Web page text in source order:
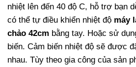
nhiệt lên đến 40 độ C, hỗ trợ bạn
có thể tự điều khiển nhiệt độ máy
chảo 42cm bằng tay. Hoặc sử
biến. Cảm biến nhiệt độ sẽ được
nhau. Tùy theo gia công của sản